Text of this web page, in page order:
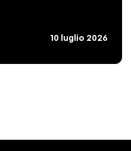
10 luglio 2026